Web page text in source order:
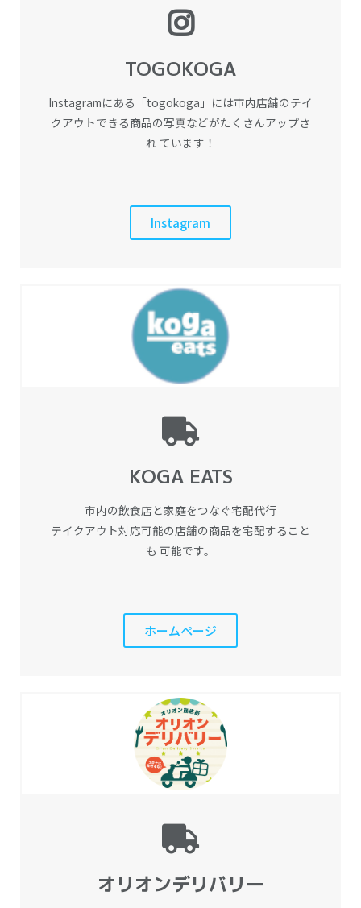
TOGOKOGA
Instagramにある「togokoga」には市内店舗のテイ
クアウトできる商品の写真などがたくさんアップさ
れ ています！
Instagram
KOGA EATS
市内の飲食店と家庭をつなぐ宅配代行
テイクアウト対応可能の店舗の商品を宅配すること
も 可能です。
ホームページ
オリオンデリバリー